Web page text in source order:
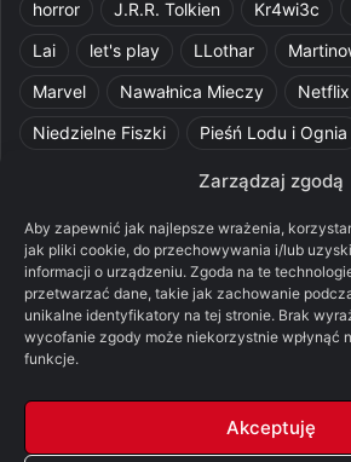
Zarządzaj zgodą
Aby zapewnić jak najlepsze wrażenia,
jak pliki cookie, do przechowywania i/lub
informacji o urządzeniu. Zgoda na te
przetwarzać dane, takie jak zachowanie
unikalne identyfikatory na tej stronie. Brak
wycofanie zgody może niekorzystnie wpłynąć
funkcje.
Akceptuję
horror
J.R.R. Tolkien Kr4wi3c
Lai
let's play LLothar
Marvel
Nawałnica Mieczy
Netflix
Niedzielne Fiszki
Pieśń Lodu i Ognia
Pquelim
recenzja książki
Ród Smoka
Starcie Królów
Star Wars
Tolkienowskie Q&A
Voo
Wieści